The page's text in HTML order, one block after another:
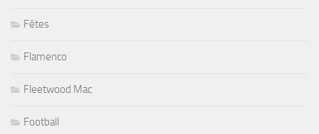
Fêtes
Flamenco
Fleetwood Mac
Football